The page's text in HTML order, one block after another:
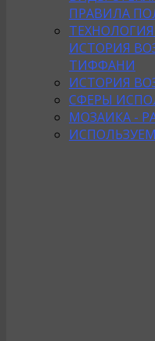
ПРАВИЛА
ИСТОРИЯ
ТИФФАНИ
ИСТОРИЯ
СФЕРЫ
МОЗАИКА -